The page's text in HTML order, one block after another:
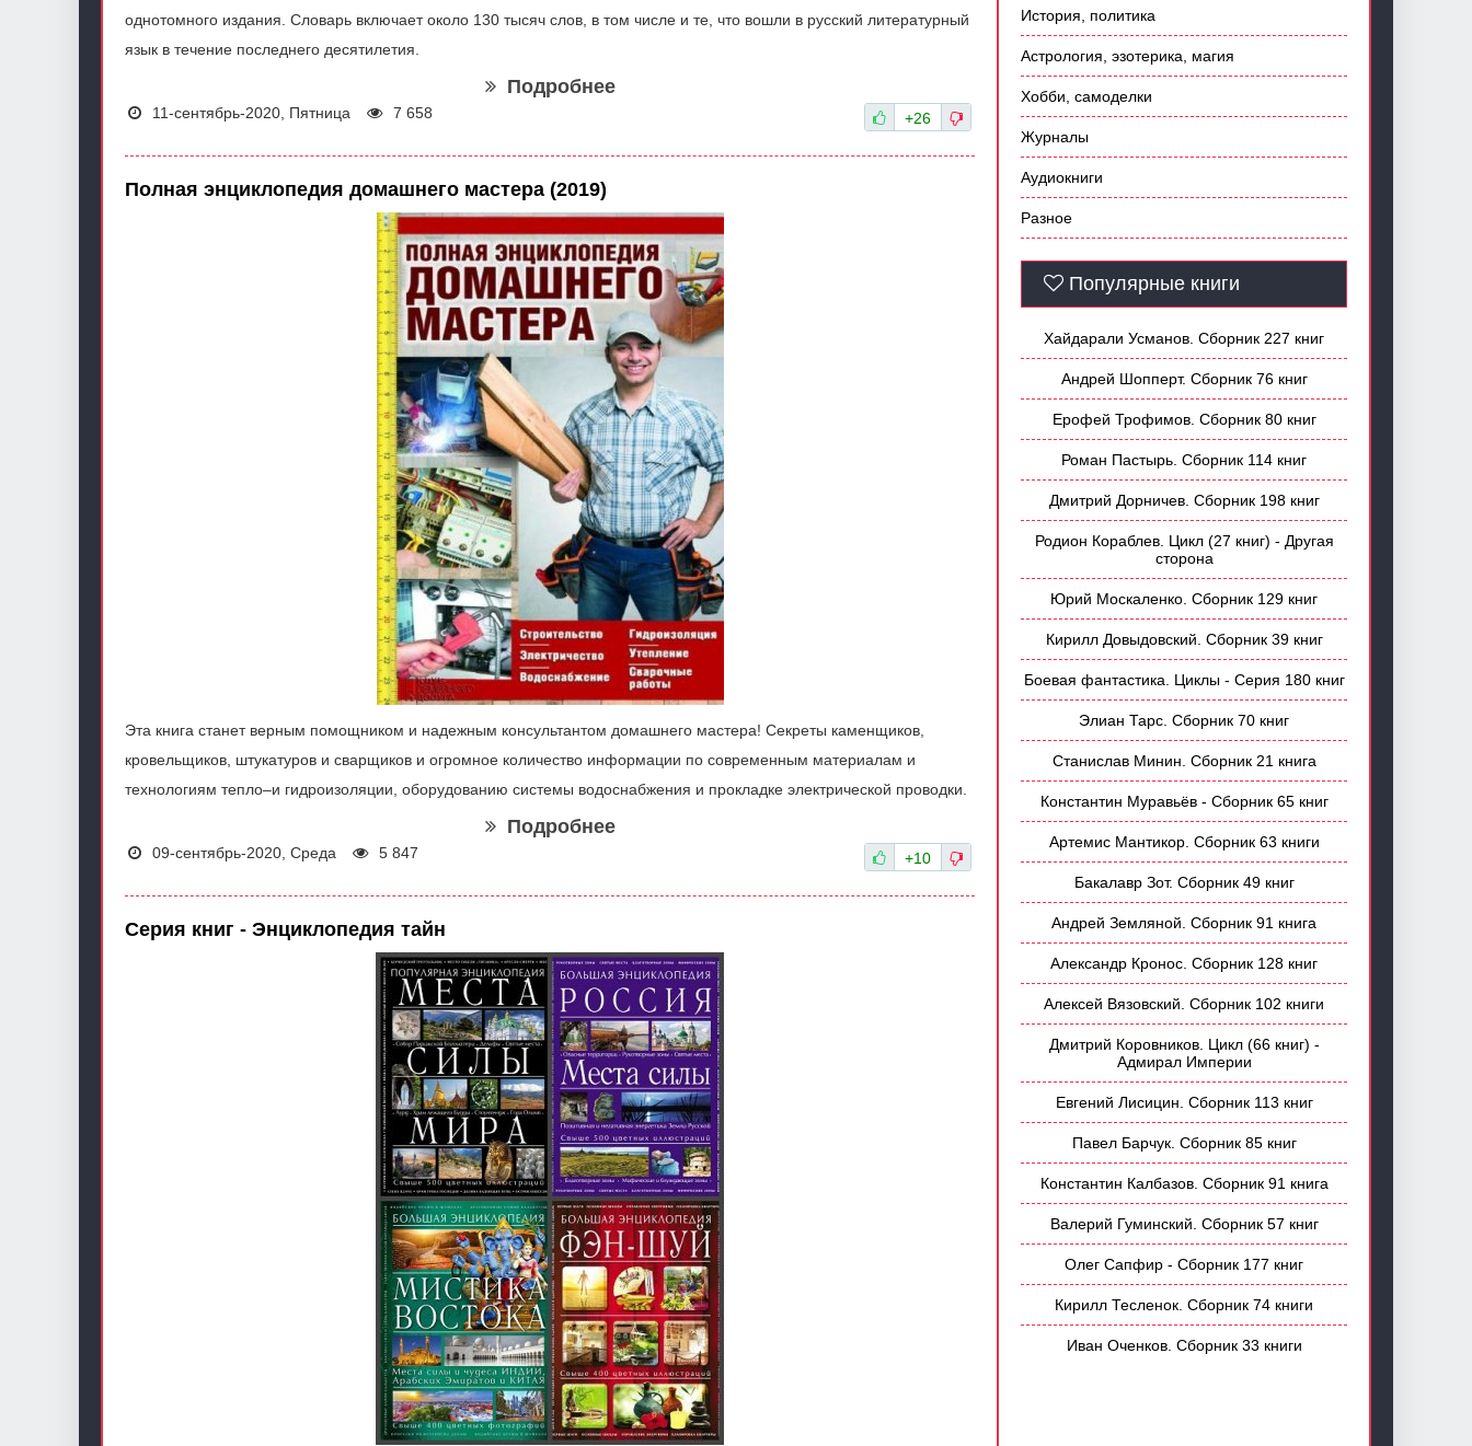
однотомного издания. Словарь включает около 130 тысяч слов, в том числе и те, что вошли в русский литературный
язык в течение последнего десятилетия.
Подробнее
11-сентябрь-2020, Пятница 7 658 +26
Полная энциклопедия домашнего мастера (2019)
Эта книга станет верным помощником и надежным консультантом домашнего мастера! Секреты каменщиков,
кровельщиков, штукатуров и сварщиков и огромное количество информации по современным материалам и
технологиям тепло–и гидроизоляции, оборудованию системы водоснабжения и прокладке электрической проводки.
Подробнее
09-сентябрь-2020, Среда 5 847 +10
Серия книг - Энциклопедия тайн
История, политика
Астрология, эзотерика, магия
Хобби, самоделки
Журналы
Аудиокниги
Разное
Популярные книги
Хайдарали Усманов. Сборник 227 книг
Андрей Шопперт. Сборник 76 книг
Ерофей Трофимов. Сборник 80 книг
Роман Пастырь. Сборник 114 книг
Дмитрий Дорничев. Сборник 198 книг
Родион Кораблев. Цикл (27 книг) - Другая
сторона
Юрий Москаленко. Сборник 129 книг
Кирилл Довыдовский. Сборник 39 книг
Боевая фантастика. Циклы - Серия 180 книг
Элиан Тарс. Сборник 70 книг
Станислав Минин. Сборник 21 книга
Константин Муравьёв - Сборник 65 книг
Артемис Мантикор. Сборник 63 книги
Бакалавр Зот. Сборник 49 книг
Андрей Земляной. Сборник 91 книга
Александр Кронос. Сборник 128 книг
Алексей Вязовский. Сборник 102 книги
Дмитрий Коровников. Цикл (66 книг) -
Адмирал Империи
Евгений Лисицин. Сборник 113 книг
Павел Барчук. Сборник 85 книг
Константин Калбазов. Сборник 91 книга
Валерий Гуминский. Сборник 57 книг
Олег Сапфир - Сборник 177 книг
Кирилл Тесленок. Сборник 74 книги
Иван Оченков. Сборник 33 книги